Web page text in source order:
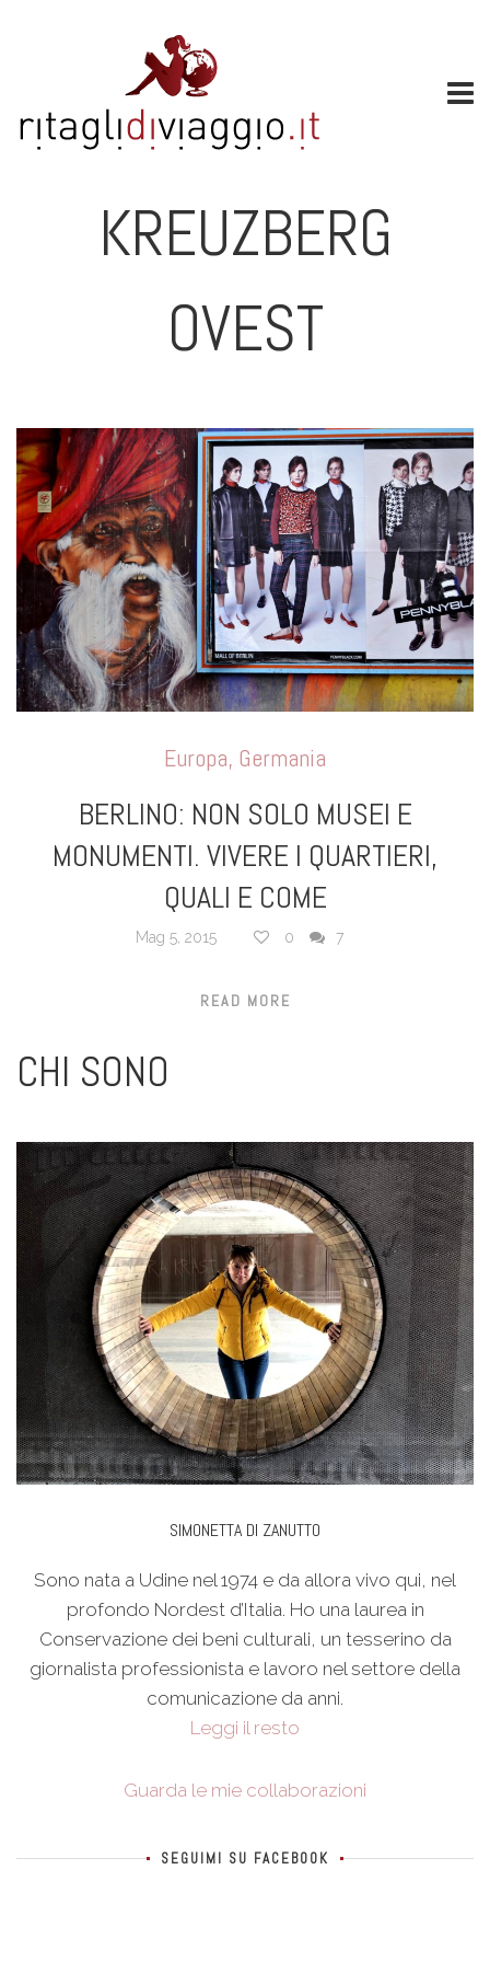
KREUZBERG
OVEST
Europa, Germania
BERLINO: NON SOLO MUSEI E
MONUMENTI. VIVERE I QUARTIERI,
QUALI E COME
Mag 5, 2015 0 7
READ MORE
CHI SONO
SIMONETTA DI ZANUTTO
Sono nata a Udine nel 1974 e da allora vivo qui, nel
profondo Nordest d’Italia. Ho una laurea in
Conservazione dei beni culturali, un tesserino da
giornalista professionista e lavoro nel settore della
comunicazione da anni.
Leggi il resto
Guarda le mie collaborazioni
SEGUIMI SU FACEBOOK